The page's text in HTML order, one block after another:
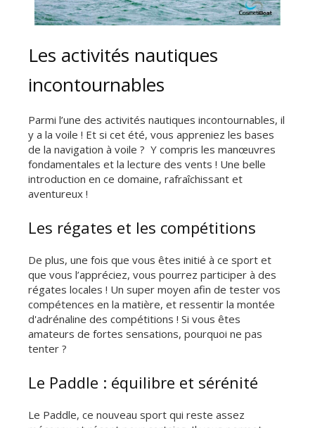
Les activités nautiques
incontournables
Parmi l’une des activités nautiques incontournables, il
y a la voile ! Et si cet été, vous appreniez les bases
de la navigation à voile ? Y compris les manœuvres
fondamentales et la lecture des vents ! Une belle
introduction en ce domaine, rafraîchissant et
aventureux !
Les régates et les compétitions
De plus, une fois que vous êtes initié à ce sport et
que vous l’appréciez, vous pourrez participer à des
régates locales ! Un super moyen afin de tester vos
compétences en la matière, et ressentir la montée
d'adrénaline des compétitions ! Si vous êtes
amateurs de fortes sensations, pourquoi ne pas
tenter ?
Le Paddle : équilibre et sérénité
Le Paddle, ce nouveau sport qui reste assez